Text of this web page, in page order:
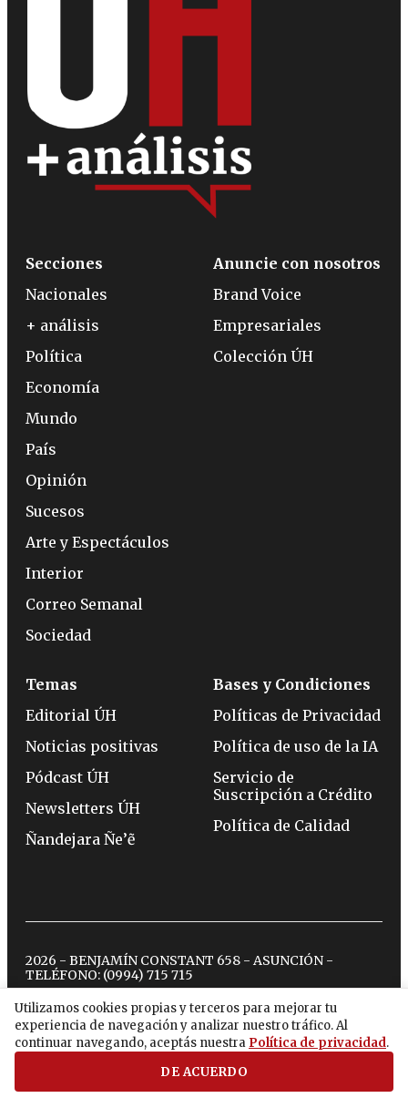
Utilizamos cookies propias y terceros para mejorar tu
experiencia de navegación y analizar nuestro tráfico. Al
continuar navegando, aceptás nuestra Política de privacidad.
DE ACUERDO
Secciones
Nacionales
+ análisis
Política
Economía
Mundo
País
Opinión
Sucesos
Arte y Espectáculos
Interior
Correo Semanal
Sociedad
Anuncie con nosotros
Brand Voice
Empresariales
Colección ÚH
Temas
Editorial ÚH
Noticias positivas
Pódcast ÚH
Newsletters ÚH
Ñandejara Ñe’ẽ
Bases y Condiciones
Políticas de Privacidad
Política de uso de la IA
Servicio de
Suscripción a Crédito
Política de Calidad
2026 - BENJAMÍN CONSTANT 658 - ASUNCIÓN -
TELÉFONO: (0994) 715 715
twitterinstagram
facebook
tiktokyoutubespotify